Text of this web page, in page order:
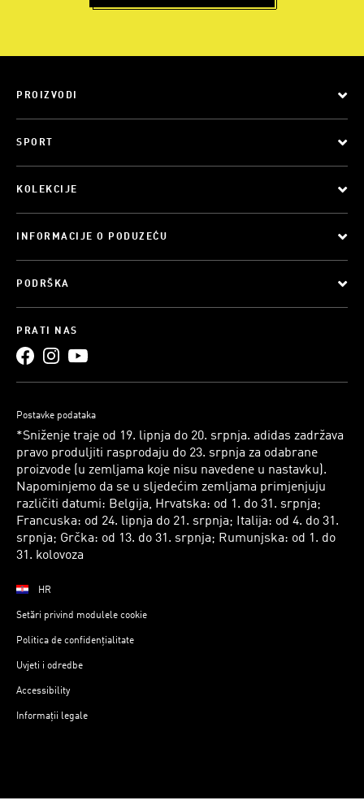
PROIZVODI
SPORT
KOLEKCIJE
INFORMACIJE O PODUZEĆU
PODRŠKA
PRATI NAS
Postavke podataka
*Sniženje traje od 19. lipnja do 20. srpnja. adidas zadržava
pravo produljiti rasprodaju do 23. srpnja za odabrane
proizvode (u zemljama koje nisu navedene u nastavku).
Napominjemo da se u sljedećim zemljama primjenjuju
različiti datumi: Belgija, Hrvatska: od 1. do 31. srpnja;
Francuska: od 24. lipnja do 21. srpnja; Italija: od 4. do 31.
srpnja; Grčka: od 13. do 31. srpnja; Rumunjska: od 1. do
31. kolovoza
HR
Setări privind modulele cookie
Politica de confidențialitate
Uvjeti i odredbe
Accessibility
Informații legale